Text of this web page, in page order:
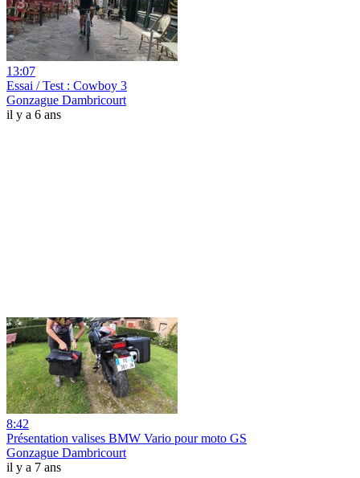
13:07
Essai / Test : Cowboy 3
Gonzague Dambricourt
il y a 6 ans
8:42
Présentation valises BMW Vario pour moto GS
Gonzague Dambricourt
il y a 7 ans